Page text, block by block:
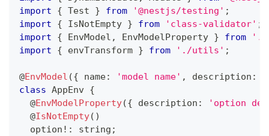
import
{ Test } from '@nestjs/testing' ;
import
{ IsNotEmpty } from 'class-validator' ;
import
{ EnvModel , EnvModelProperty } from
'./
import
{ envTransform } from './utils' ;
@EnvModel ({ name: 'model name' , description :
class AppEnv {
@EnvModelProperty({ description :
'option
@IsNotEmpty( )
  option
! : string ;